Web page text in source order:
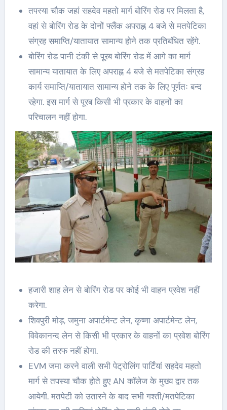
तपस्या चौक जहां सहदेव महतो मार्ग बोरिंग रोड पर मिलता है,
वहां से बोरिंग रोड के दोनों फ्लैंक अपराह्न 4 बजे से मतपेटिका
संग्रह समाप्ति/यातायात सामान्य होने तक प्रतिबंधित रहेंगे.
बोरिंग रोड पानी टंकी से पूरब बोरिंग रोड में आगे का मार्ग
सामान्य यातायात के लिए अपराह्न 4 बजे से मतपेटिका संग्रह
कार्य समाप्ति/यातायात सामान्य होने तक के लिए पूर्णतः बन्द
रहेगा. इस मार्ग से पूरब किसी भी प्रकार के वाहनों का
परिचालन नहीं होगा.
हजारी शाह लेन से बोरिंग रोड पर कोई भी वाहन प्रवेश नहीं
करेगा.
शिवपुरी मोड़, जमुना अपार्टमेन्ट लेन, कृष्णा अपार्टमेन्ट लेन,
विवेकानन्द लेन से किसी भी प्रकार के वाहनों का प्रवेश बोरिंग
रोड की तरफ नहीं होगा.
EVM जमा करने वाली सभी पेट्रोलिंग पार्टिंयां सहदेव महतो
मार्ग से तपस्या चौक होते हुए AN कॉलेज के मुख्य द्वार तक
आयेगी. मतपेटी को उतारने के बाद सभी गश्ती/मतपेटिका